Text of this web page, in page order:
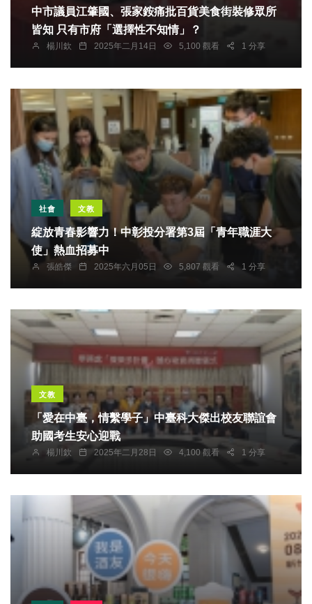
中市議員江肇國、張家銨痛批百貨美食街裝修眾所
皆知 只有市府「選擇性不知情」？
楊川欽 2025年二月14日 5,100 觀看 1 分享
社會 文教
綻放青春影響力！中彰投分署第3屆「青年職涯大
使」熱血招募中
張皓傑 2025年六月05日 5,807 觀看 1 分享
文教
「愛在中臺，情繫學子」中臺科大傑出校友聯誼會
助國考生安心迎戰
楊川欽 2025年二月28日 4,100 觀看 1 分享